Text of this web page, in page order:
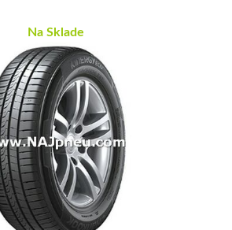
Na Sklade